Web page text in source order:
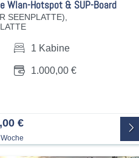
Wlan-Hotspot & SUP-Board
SEENPLATTE),
1 Kabine
1.000,00 €
€